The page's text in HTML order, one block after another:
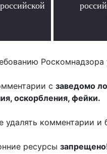
Роскомнадзора
с заведомо
оскорбления, фейки.
комментарии и
ресурсы